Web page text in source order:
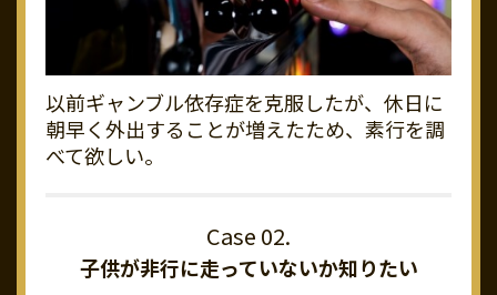
以前ギャンブル依存症を克服したが、休日に
朝早く外出することが増えたため、素行を調
べて欲しい。
子供が非行に走っていないか知りたい